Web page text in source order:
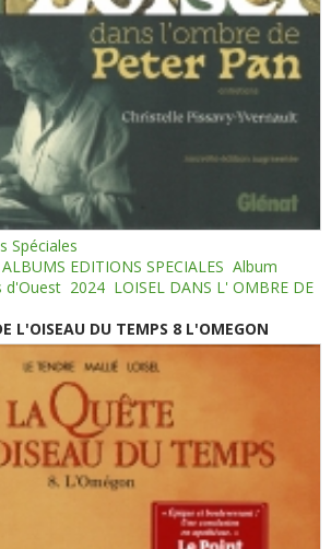
Spéciales
ALBUMS EDITIONS SPECIALES Album
d'Ouest 2024 LOISEL DANS L' OMBRE DE
L'OISEAU DU TEMPS 8 L'OMEGON